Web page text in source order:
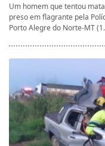
Um homem que tentou
preso em flagrante pela
Porto Alegre do Norte-MT